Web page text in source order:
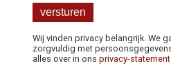
Wij vinden privacy belangrijk. We
zorgvuldig met
alles over in ons privacy-statement